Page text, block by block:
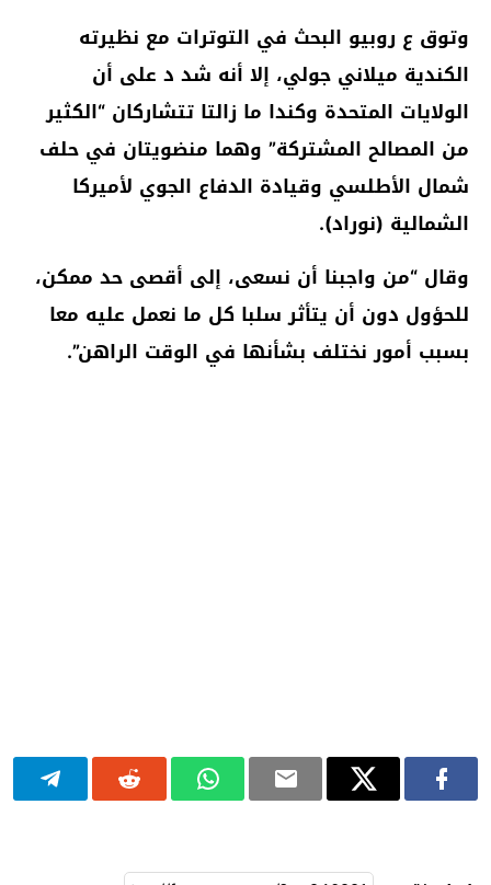
وتوق ع روبيو البحث في التوترات مع نظيرته
الكندية ميلاني جولي، إلا أنه شد د على أن
الولايات المتحدة وكندا ما زالتا تتشاركان “الكثير
من المصالح المشتركة” وهما منضويتان في حلف
شمال الأطلسي وقيادة الدفاع الجوي لأميركا
الشمالية (نوراد).
وقال “من واجبنا أن نسعى، إلى أقصى حد ممكن،
للحؤول دون أن يتأثر سلبا كل ما نعمل عليه معا
بسبب أمور نختلف بشأنها في الوقت الراهن”.